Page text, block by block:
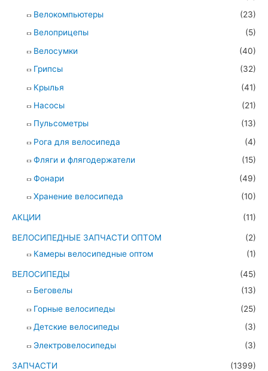
Велокомпьютеры
(23)
Велоприцепы
(5)
Велосумки
(40)
Грипсы
(32)
Крылья
(41)
Насосы
(21)
Пульсометры
(13)
Рога для велосипеда
(4)
Фляги и флягодержатели
(15)
Фонари
(49)
Хранение велосипеда
(10)
АКЦИИ (11)
ВЕЛОСИПЕДНЫЕ ЗАПЧАСТИ ОПТОМ
(2)
Камеры велосипедные оптом
(1)
ВЕЛОСИПЕДЫ
(45)
Беговелы
(13)
Горные велосипеды
(25)
Детские велосипеды
(3)
Электровелосипеды
(3)
ЗАПЧАСТИ
(1399)